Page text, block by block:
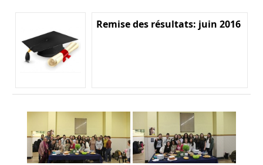
Remise des résultats: juin 2016